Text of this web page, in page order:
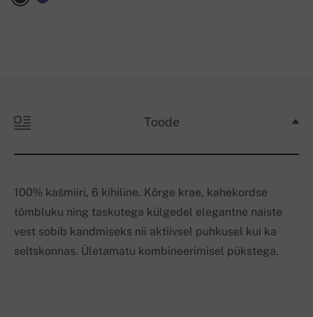
Toode
100% kašmiiri, 6 kihiline. Kõrge krae, kahekordse
tõmbluku ning taskutega külgedel elegantne naiste
vest sobib kandmiseks nii aktiivsel puhkusel kui ka
seltskonnas. Ületamatu kombineerimisel pükstega.